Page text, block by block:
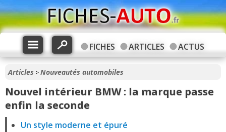
FICHES ARTICLES ACTUS
Articles >Nouveautés automobiles
Nouvel intérieur BMW : la marque passe
enfin la seconde
Un style moderne et épuré